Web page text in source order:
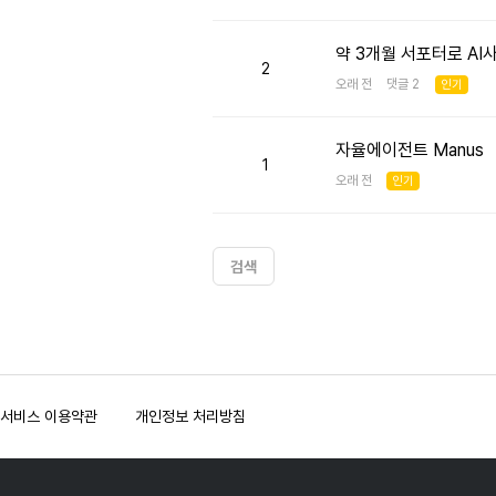
2
약 3개월 서포터로 AI
오래 전 댓글 2 인기
1
자율에이전트 Manus
오래 전 인기
검색
서비스 이용약관 개인정보 처리방침